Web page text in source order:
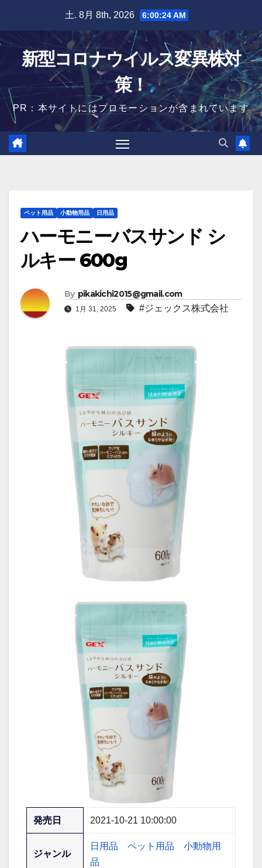
content
土. 8月 8th, 2026 6:00:25 AM
新型コロナウイルス変異株対
策！
PR：本サイトにはプロモーションが含まれています
ペット用品 小動物用品 日用品
ハーモニーバスサンド シ
ルキー 600g
By pikakichi2015@gmail.com
1月 31, 2025 #ジェックス株式会社
発売日 2021-10-21 10:00:00
ジャンル
日用品 ペット用品
小動物用
品